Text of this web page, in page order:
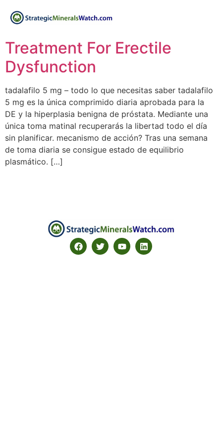
Treatment For Erectile
Dysfunction
tadalafilo 5 mg – todo lo que necesitas saber tadalafilo
5 mg es la única comprimido diaria aprobada para la
DE y la hiperplasia benigna de próstata. Mediante una
única toma matinal recuperarás la libertad todo el día
sin planificar. mecanismo de acción? Tras una semana
de toma diaria se consigue estado de equilibrio
plasmático. […]